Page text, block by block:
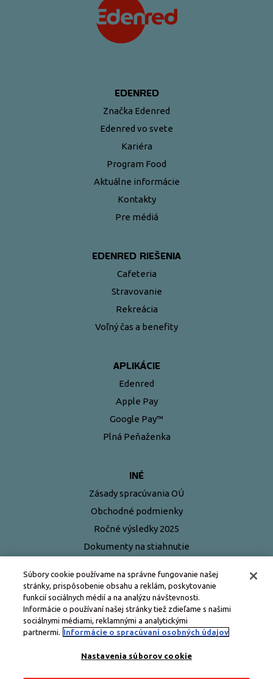
EDENRED
Značka Edenred
Edenred vo svete
Kariéra
Program Food
Aktuálne informácie
Kontakty
Pre médiá
EDENRED RIEŠENIA
Cafeteria
Stravovanie
Rekreácia
Voľný čas a benefity
APLIKÁCIE
Edenred
Apple Pay
Google Pay™
Plná Peňaženka
INÉ
Zásady spracúvania OÚ
Obchodné podmienky
Ročné výsledky 2025
Dokumenty na stiahnutie
Súbory cookie používame na správne fungovanie našej
stránky, prispôsobenie obsahu a reklám, poskytovanie
funkcií sociálnych médií a na analýzu návštevnosti.
Informácie o používaní našej stránky tiež zdieľame s našimi
sociálnymi médiami, reklamnými a analytickými
partnermi. Informácie o spracúvaní osobných údajov
Nastavenia súborov cookie